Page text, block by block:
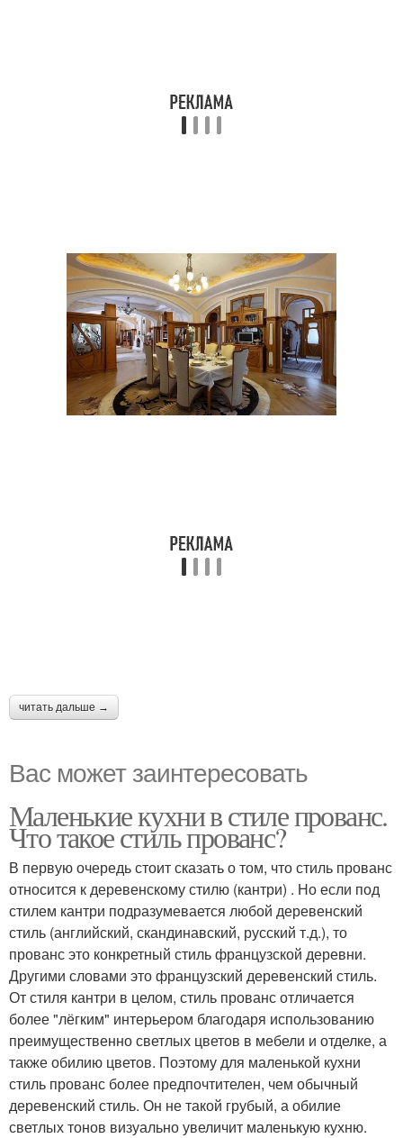
читать дальше →
Вас может заинтересовать
Маленькие кухни в стиле прованс.
Что такое стиль прованс?
В первую очередь стоит сказать о том, что стиль прованс
относится к деревенскому стилю (кантри) . Но если под
стилем кантри подразумевается любой деревенский
стиль (английский, скандинавский, русский т.д.), то
прованс это конкретный стиль французской деревни.
Другими словами это французский деревенский стиль.
От стиля кантри в целом, стиль прованс отличается
более "лёгким" интерьером благодаря использованию
преимущественно светлых цветов в мебели и отделке, а
также обилию цветов. Поэтому для маленькой кухни
стиль прованс более предпочтителен, чем обычный
деревенский стиль. Он не такой грубый, а обилие
светлых тонов визуально увеличит маленькую кухню.